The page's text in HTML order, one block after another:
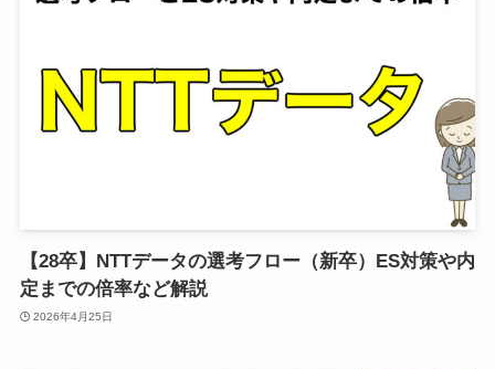
【28卒】NTTデータの選考フロー（新卒）ES対策や内
定までの倍率など解説
2026年4月25日